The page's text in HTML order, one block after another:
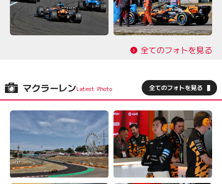
全てのフォトを見る
マクラーレン 全てのフォトを見る